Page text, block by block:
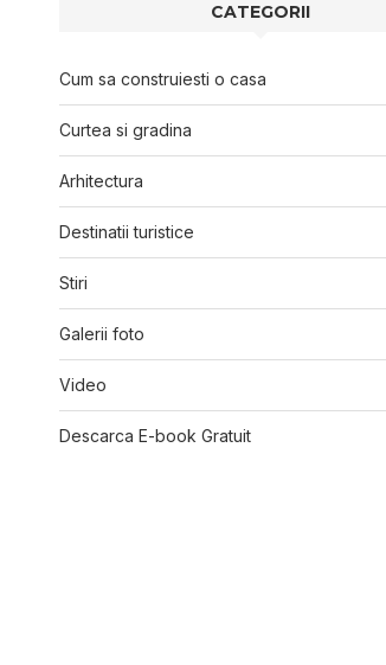
CATEGORII
Cum sa construiesti o casa
Curtea si gradina
Arhitectura
Destinatii turistice
Stiri
Galerii foto
Video
Descarca E-book Gratuit